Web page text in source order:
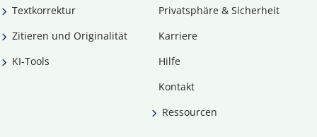
Textkorrektur
Zitieren und Originalität
KI-Tools
Privatsphäre & Sicherheit
Karriere
Hilfe
Kontakt
Ressourcen